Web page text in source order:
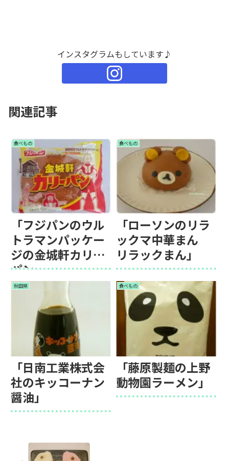
インスタグラムもしています♪
関連記事
食べもの
「フジパンのウル
トラマンパッケー
ジの金城軒カリー
パン」
食べもの
「ローソンのリラ
ックマ中華まん
リラックまん」
秋田県
「日南工業株式会
社のキッコーナン
醤油」
食べもの
「藤原製麺の上野
動物園ラーメン」